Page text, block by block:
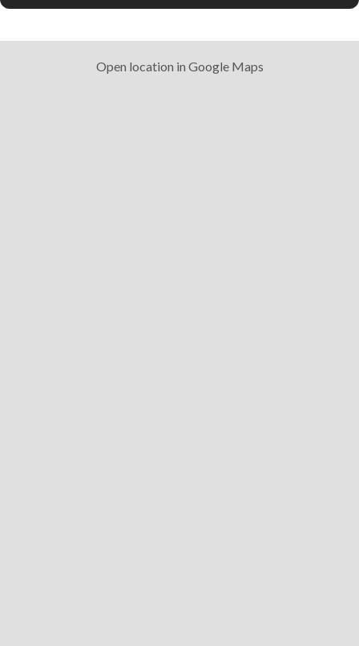
Open location in Google Maps